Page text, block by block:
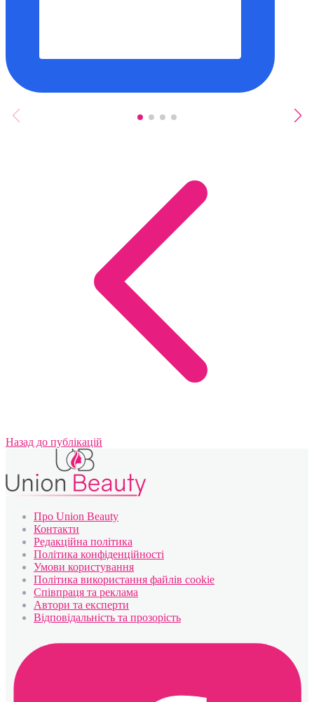
Назад до публікацій
Про Union Beauty
Контакти
Редакційна політика
Політика конфіденційності
Умови користування
Політика використання файлів cookie
Співпраця та реклама
Автори та експерти
Відповідальність та прозорість